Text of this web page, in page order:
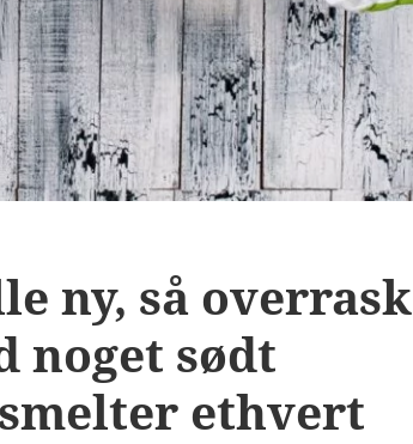
ny, så overrask
noget sødt
ethvert